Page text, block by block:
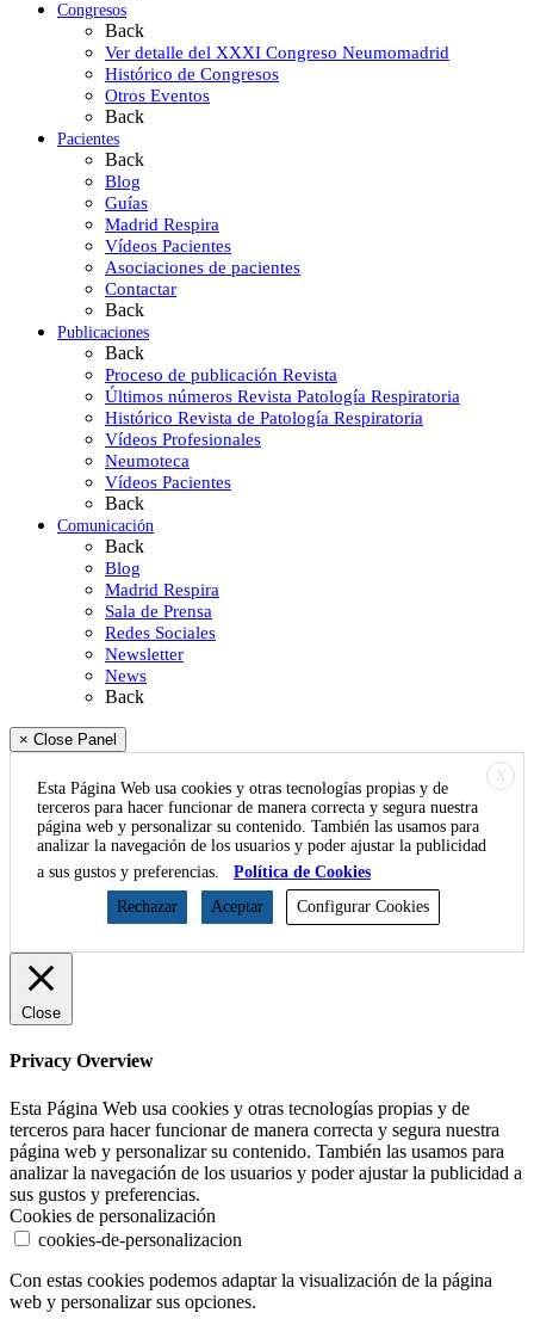
Congresos
Back
Ver detalle del XXXI Congreso Neumomadrid
Histórico de Congresos
Otros Eventos
Back
Pacientes
Back
Blog
Guías
Madrid Respira
Vídeos Pacientes
Asociaciones de pacientes
Contactar
Back
Publicaciones
Back
Proceso de publicación Revista
Últimos números Revista Patología Respiratoria
Histórico Revista de Patología Respiratoria
Vídeos Profesionales
Neumoteca
Vídeos Pacientes
Back
Comunicación
Back
Blog
Madrid Respira
Sala de Prensa
Redes Sociales
Newsletter
News
Back
× Close Panel
X
Esta Página Web usa cookies y otras tecnologías propias y de
terceros para hacer funcionar de manera correcta y segura nuestra
página web y personalizar su contenido. También las usamos para
analizar la navegación de los usuarios y poder ajustar la publicidad
a sus gustos y preferencias.
Política de Cookies
Rechazar
Aceptar Configurar Cookies
Close
Privacy Overview
Esta Página Web usa cookies y otras tecnologías propias y de
terceros para hacer funcionar de manera correcta y segura nuestra
página web y personalizar su contenido. También las usamos para
analizar la navegación de los usuarios y poder ajustar la publicidad a
sus gustos y preferencias.
Cookies de personalización
cookies-de-personalizacion
Con estas cookies podemos adaptar la visualización de la página
web y personalizar sus opciones.